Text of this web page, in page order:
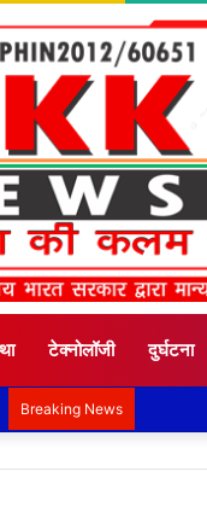
टेक्नोलॉजी दुर्घटना
Breaking News